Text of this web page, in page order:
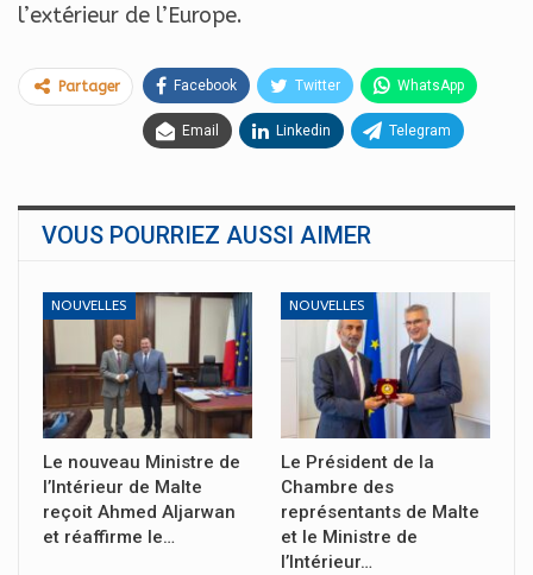
l’extérieur de l’Europe.
Partager Facebook Twitter WhatsApp
Email Linkedin Telegram
VOUS POURRIEZ AUSSI AIMER
NOUVELLES
Le nouveau Ministre de
l’Intérieur de Malte
reçoit Ahmed Aljarwan
et réaffirme le…
NOUVELLES
Le Président de la
Chambre des
représentants de Malte
et le Ministre de
l’Intérieur…